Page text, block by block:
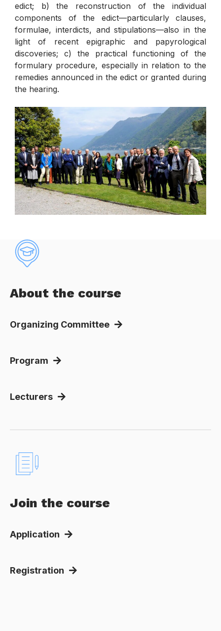
edict; b) the reconstruction of the individual
components of the edict—particularly clauses,
formulae, interdicts, and stipulations—also in the
light of recent epigraphic and papyrological
discoveries; c) the practical functioning of the
formulary procedure, especially in relation to the
remedies announced in the edict or granted during
the hearing.
About the course
Organizing Committee
Program
Lecturers
Join the course
Application
Registration